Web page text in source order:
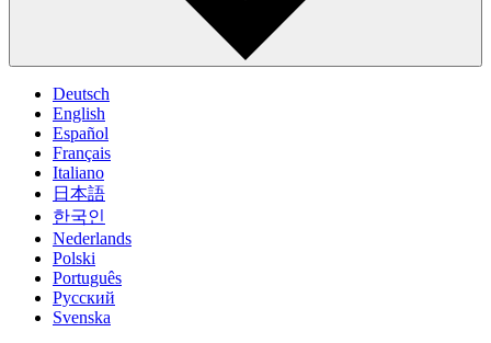
Deutsch
English
Español
Français
Italiano
日本語
한국인
Nederlands
Polski
Português
Pусский
Svenska